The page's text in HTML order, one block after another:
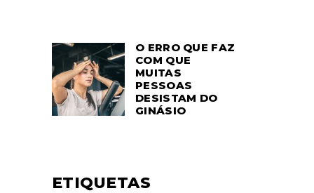
O ERRO QUE FAZ
COM QUE
MUITAS
PESSOAS
DESISTAM DO
GINÁSIO
ETIQUETAS